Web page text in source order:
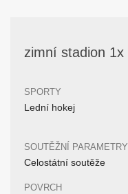
zimní stadion 1x
SPORTY
Lední hokej
SOUTĚŽNÍ PARAMETRY
Celostátní soutěže
POVRCH